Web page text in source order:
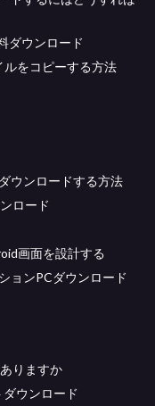
ダウンロード
をコピーする方法
ウンロードする方法
ロード
画面を設計する
ョンPCダウンロード
りますか
ウンロード